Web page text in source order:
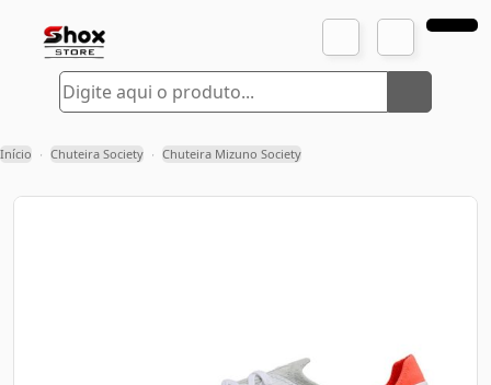
Início › Chuteira Society › Chuteira Mizuno Society